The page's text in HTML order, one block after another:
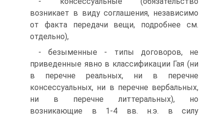
возникает в виду соглашения, независимо
от факта передачи вещи, подробнее см.
отдельно),
- безыменные - типы договоров, не
приведенные явно в классификации Гая (ни
в перечне реальных, ни в перечне
консессуальных, ни в перечне вербальных,
ни в перечне литтеральных), но
возникающие в 1-4 вв. н.э. в силу